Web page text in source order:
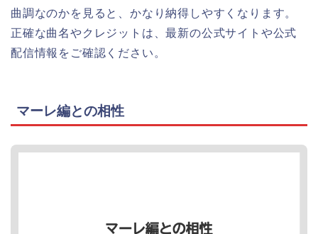
曲調なのかを見ると、かなり納得しやすくなります。
正確な曲名やクレジットは、最新の公式サイトや公式
配信情報をご確認ください。
マーレ編との相性